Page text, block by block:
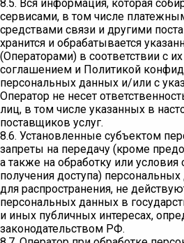
8.5. Вся информация, которая
сервисами, в том числе
средствами связи и другими
хранится и обрабатывается
(Операторами) в соответствии с
соглашением и Политикой
персональных данных и/или с
Оператор не несет
лиц, в том числе указанных в
поставщиков услуг.
8.6. Установленные субъектом
запреты на передачу (кроме
а также на обработку или
получения доступа)
для распространения, не
персональных данных в
и иных публичных интересах,
законодательством РФ.